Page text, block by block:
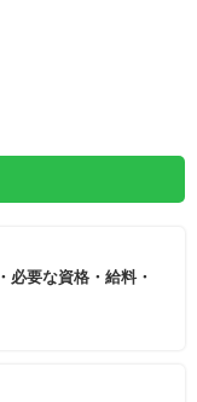
必要な資格・給料・